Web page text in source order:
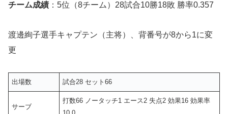
チーム成績 ：5位（8チーム）28試合10勝18敗 勝率0.357
渡邊絢子選手キャプテン（主将）、背番号が8から1に変
更
出場数 試合28 セット66
サーブ
打数66 ノータッチ1 エース2 失点2 効果16 効果率